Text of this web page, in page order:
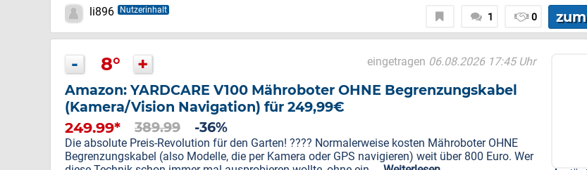
li896 Nutzerinhalt
1 0
- 8° + eingetragen 06.08.2026 17:45 Uhr
Amazon: YARDCARE V100 Mähroboter OHNE Begrenzungskabel
(Kamera/Vision Navigation) für 249,99€
249.99* 389.99 -36%
Die absolute Preis-Revolution für den Garten! ???? Normalerweise kosten Mähroboter OHNE
Begrenzungskabel (also Modelle, die per Kamera oder GPS navigieren) weit über 800 Euro. Wer